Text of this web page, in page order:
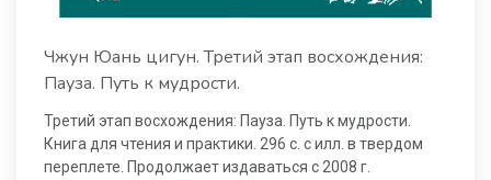
Чжун Юань цигун. Третий этап восхождения:
Пауза. Путь к мудрости.
Третий этап восхождения: Пауза. Путь к мудрости.
Книга для чтения и практики. 296 с. с илл. в твердом
переплете. Продолжает издаваться с 2008 г.